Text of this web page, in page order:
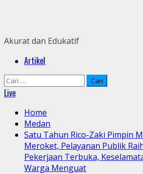
Akurat dan Edukatif
PrimaryArtikel
Cari
untuk:
Live
Home
Medan
Satu Tahun Rico-Zaki Pimpin
Meroket, Pelayanan Publik
Pekerjaan Terbuka,
Warga Menguat